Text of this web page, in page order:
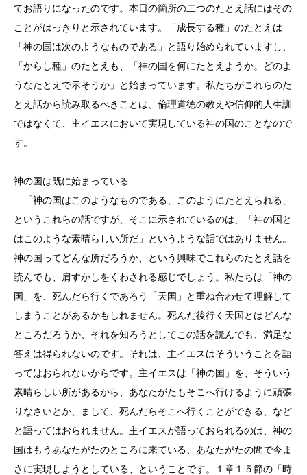
てお語りになったのです。本日の箇所の二つのたとえ話にはその
ことがはっきりと示されています。「成長する種」のたとえは
「神の国は次のようなものである」と語り始められていますし、
「からし種」のたとえも、「神の国を何にたとえようか。どのよ
うなたとえで示そうか」と始まっています。私たちがこれらのた
とえ話から読み取るべきことは、倫理道徳の教えや信仰的人生訓
ではなくて、主イエスにおいて実現している神の国のことなので
す。
神の国は既に始まっている
「神の国はこのようなものである、このようにたとえられる」
というこれらの話ですが、そこに示されているのは、「神の国と
はこのような素晴らしい所だ」というような話ではありません。
神の国ってどんな所だろうか、という興味でこれらのたとえ話を
読んでも、肩すかしをくわされる感じでしょう。私たちは「神の
国」を、死んだら行くであろう「天国」と重ね合わせて理解して
しまうことがあるかもしれません。死んだ後行く天国とはどんな
ところだろうか、それを知ろうとしてこの話を読んでも、満足な
答えは得られないのです。それは、主イエスはそういうことを語
ってはおられないからです。主イエスは「神の国」を、そういう
素晴らしい所があるから、あなたがたもそこへ行けるように頑張
りなさいとか、まして、死んだらそこへ行くことができる、など
と語ってはおられません。主イエスが語っておられるのは、神の
国はもうあなたがたのところに来ている、あなたがたの間で今ま
さに実現しようとしている、ということです。１章１５節の「時